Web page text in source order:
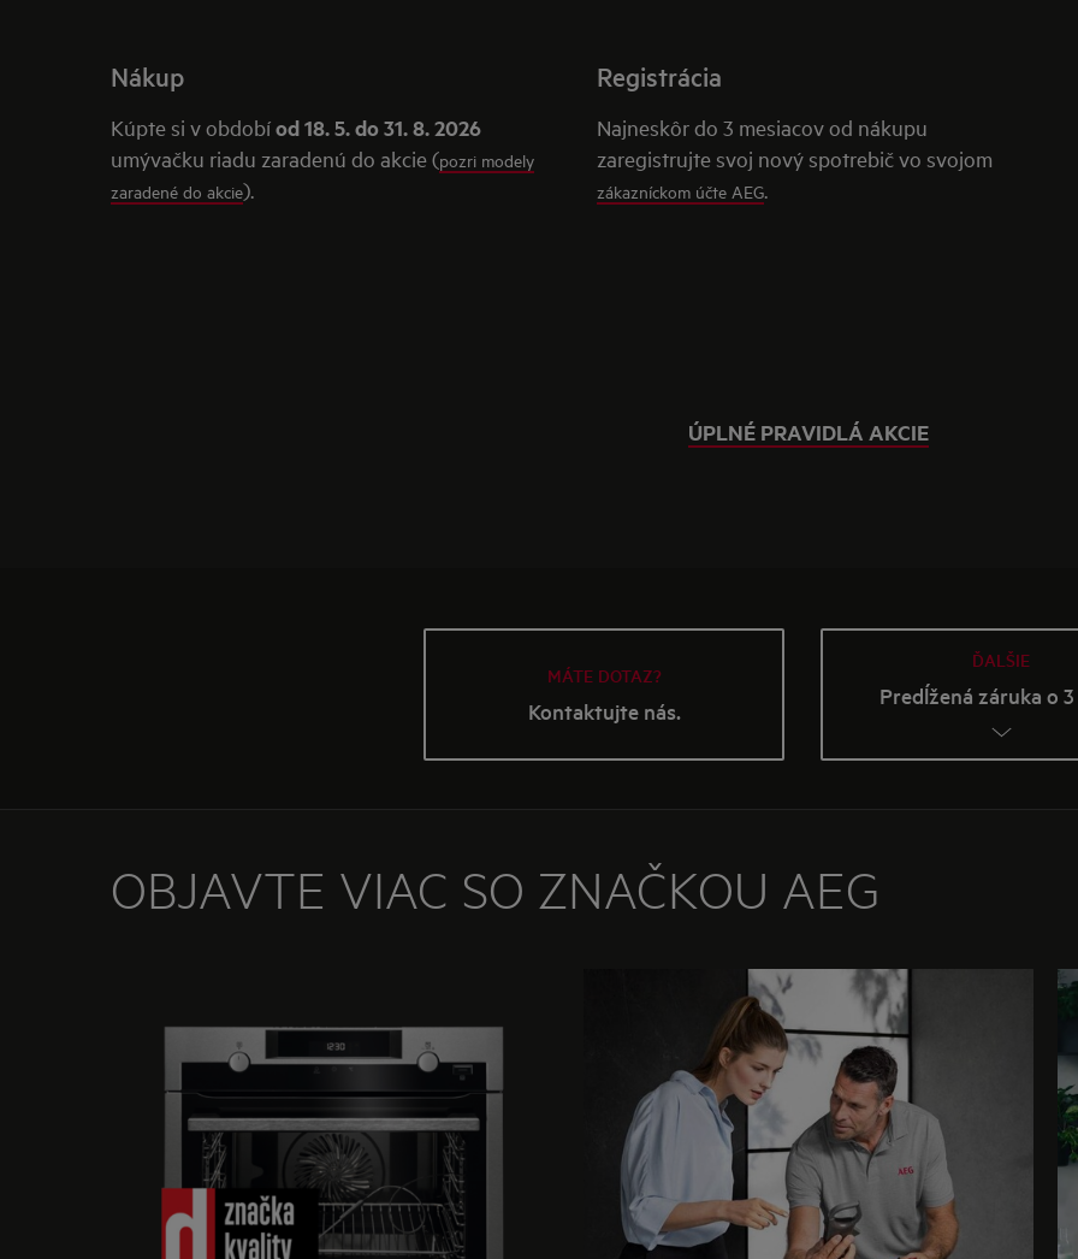
Nákup
Kúpte si v obdobíod 18. 5. do 31. 8. 2026
umývačku riadu zaradenú do akcie (pozri modely
zaradené do akcie).
Registrácia
Najneskôr do 3 mesiacov od nákupu
zaregistrujte svoj nový spotrebič vo svojom
zákazníckom účte AEG.
ÚPLNÉ PRAVIDLÁ AKCIE
MÁTE DOTAZ?
Kontaktujte nás.
ĎALŠIE
Predĺžená záruka o
OBJAVTE VIAC SO ZNAČKOU AEG